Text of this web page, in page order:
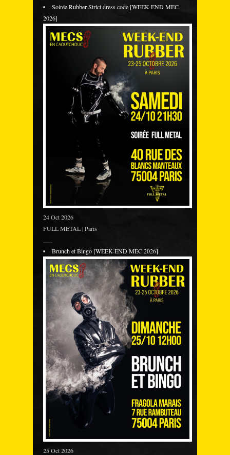
Soirée Rubber Strict dress code [WEEK-END MEC
2026]
24 Oct 2026
FULL METAL | Paris
Brunch et Bingo [WEEK-END MEC 2026]
25 Oct 2026